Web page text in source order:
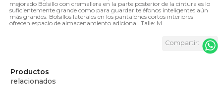
mejorado Bolsillo con cremallera en la parte posterior de la cintura es lo
suficientemente grande como para guardar teléfonos inteligentes aún
más grandes. Bolsillos laterales en los pantalones cortos interiores
ofrecen espacio de almacenamiento adicional. Talle: M
Productos
relacionados